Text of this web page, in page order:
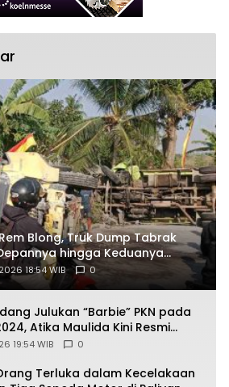
Blong, Truk Dump Tabrak
hingga Keduanya
di Patuk
18:54 WIB 0
Julukan “Barbie” PKN pada
Atika Maulida Kini Resmi
Sekretaris PIMDA PKN DIY
19:54 WIB 0
Terluka dalam Kecelakaan